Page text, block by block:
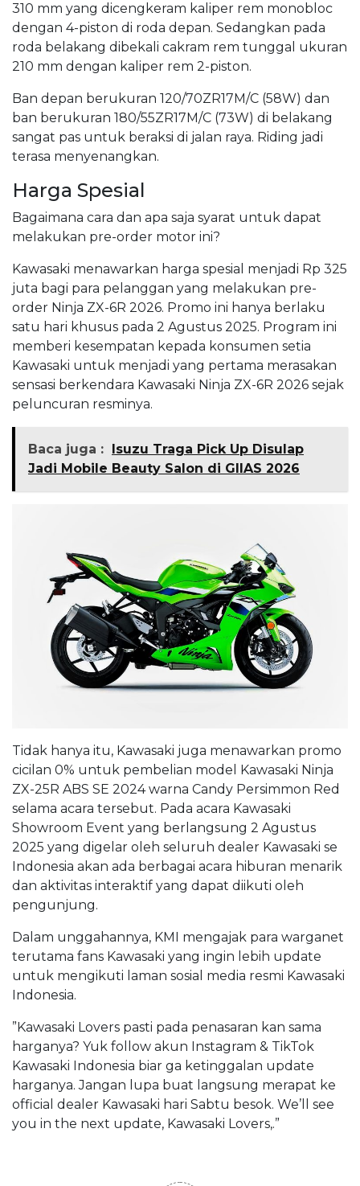
310 mm yang dicengkeram kaliper rem monobloc
dengan 4-piston di roda depan. Sedangkan pada
roda belakang dibekali cakram rem tunggal ukuran
210 mm dengan kaliper rem 2-piston.
Ban depan berukuran 120/70ZR17M/C (58W) dan
ban berukuran 180/55ZR17M/C (73W) di belakang
sangat pas untuk beraksi di jalan raya. Riding jadi
terasa menyenangkan.
Harga Spesial
Bagaimana cara dan apa saja syarat untuk dapat
melakukan pre-order motor ini?
Kawasaki menawarkan harga spesial menjadi Rp 325
juta bagi para pelanggan yang melakukan pre-
order Ninja ZX-6R 2026. Promo ini hanya berlaku
satu hari khusus pada 2 Agustus 2025. Program ini
memberi kesempatan kepada konsumen setia
Kawasaki untuk menjadi yang pertama merasakan
sensasi berkendara Kawasaki Ninja ZX-6R 2026 sejak
peluncuran resminya.
Baca juga : Isuzu Traga Pick Up Disulap
Jadi Mobile Beauty Salon di GIIAS 2026
Tidak hanya itu, Kawasaki juga menawarkan promo
cicilan 0% untuk pembelian model Kawasaki Ninja
ZX-25R ABS SE 2024 warna Candy Persimmon Red
selama acara tersebut. Pada acara Kawasaki
Showroom Event yang berlangsung 2 Agustus
2025 yang digelar oleh seluruh dealer Kawasaki se
Indonesia akan ada berbagai acara hiburan menarik
dan aktivitas interaktif yang dapat diikuti oleh
pengunjung.
Dalam unggahannya, KMI mengajak para warganet
terutama fans Kawasaki yang ingin lebih update
untuk mengikuti laman sosial media resmi Kawasaki
Indonesia.
”Kawasaki Lovers pasti pada penasaran kan sama
harganya? Yuk follow akun Instagram & TikTok
Kawasaki Indonesia biar ga ketinggalan update
harganya. Jangan lupa buat langsung merapat ke
official dealer Kawasaki hari Sabtu besok. We’ll see
you in the next update, Kawasaki Lovers,.”